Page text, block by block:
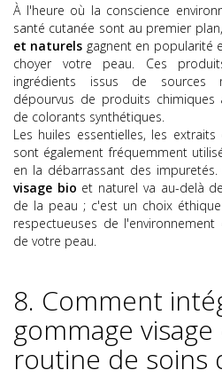
À l'heure où la conscience
santé cutanée sont au premier plan,
et naturels gagnent en popularité
choyer votre peau. Ces
ingrédients issus de sources
dépourvus de produits chimiques
de colorants synthétiques.
Les huiles essentielles, les
sont également fréquemment
en la débarrassant des impuretés.
visage bio et naturel va au-delà
de la peau ; c'est un choix
respectueuses de
de votre peau.
8. Comment
gommage
routine de soins